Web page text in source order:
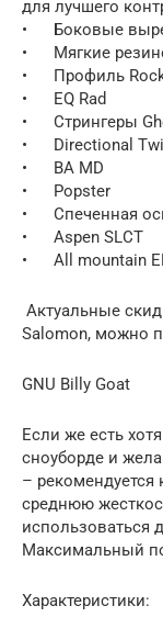
для лучшего
• Боковые
• Мягкие
• Профиль Rock
• EQ Rad
• Стрингеры
• Directional
• BA MD
• Popster
• Спеченная
• Aspen SLCT
• All mountain
Актуальные
Salomon, можно
GNU Billy Goat
Если же есть
сноуборде и
– рекомендуется
среднюю
использоваться
Максимальный
Характеристики: